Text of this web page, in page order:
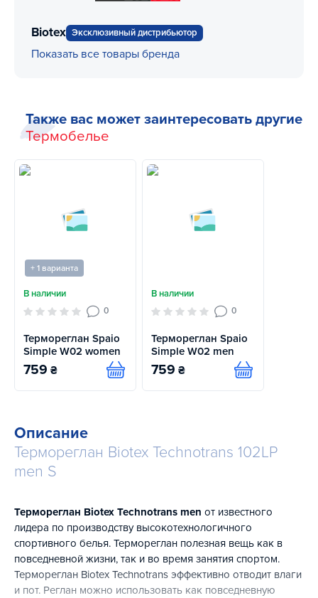
Biotex Эксклюзивный дистрибьютор
Показать все товары бренда
Также вас может заинтересовать другие
Термобелье
+ 1 варианта
В наличии
0
Термореглан Spaio
Simple W02 women
759 ₴ Купить
В наличии
0
Термореглан Spaio
Simple W02 men
759 ₴ Купить
Описание
Термореглан Biotex Technotrans 102LP
men S
Термореглан Biotex Technotrans men от известного
лидера по производству высокотехнологичного
спортивного белья. Термореглан полезная вещь как в
повседневной жизни, так и во время занятия спортом.
Термореглан Biotex Technotrans эффективно отводит влаги
и пот. Реглан можно использовать как повседневную